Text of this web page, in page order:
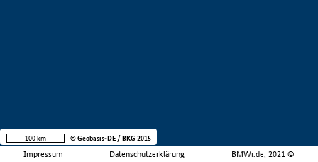
Impressum Datenschutzerklärung BMWi.de, 2021 ©
100 km © Geobasis-DE / BKG 2015